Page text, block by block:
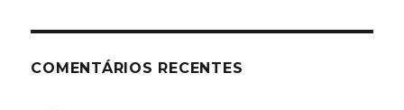
COMENTÁRIOS RECENTES